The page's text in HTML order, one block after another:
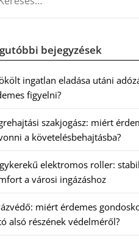
bejegyzések
ingatlan eladása utáni
figyelni?
szakjogász: miért
a követelésbehajtásba?
elektromos roller:
a városi ingázáshoz
miért érdemes
alsó részének védelméről?